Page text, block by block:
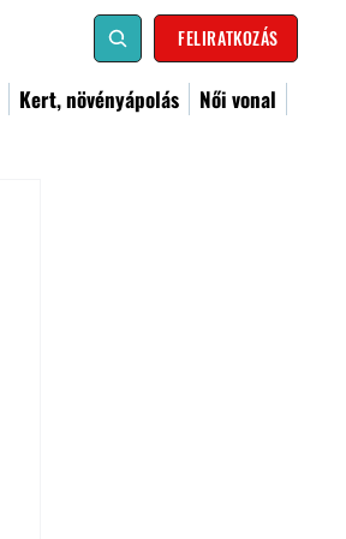
FELIRATKOZÁS
Kert, növényápolás
Női vonal